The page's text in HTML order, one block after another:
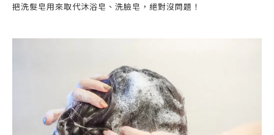
把洗髮皂用來取代沐浴皂、洗臉皂，絕對沒問題！